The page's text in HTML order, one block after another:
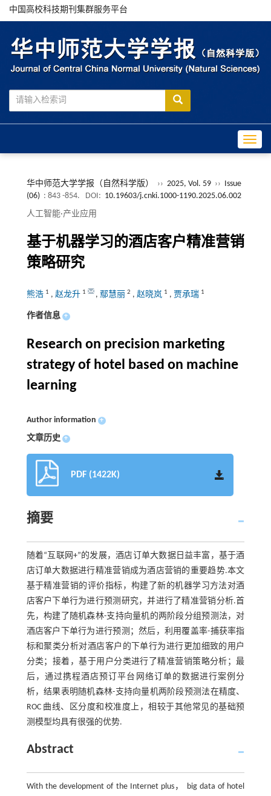
中国高校科技期刊集群服务平台
华中师范大学学报（自然科学版） ›› 2025, Vol. 59 ››
Issue
(06) : 843 -854. DOI: 10.19603/j.cnki.1000-1190.2025.06.002
人工智能·产业应用
基于机器学习的酒店客户精准营销
策略研究
熊浩 1 , 赵龙升 1 , 鄢慧丽 2 , 赵晓岚 1 , 贾承瑞 1
作者信息 +
Research on precision marketing
strategy of hotel based on machine
learning
Author information +
文章历史 +
PDF (1422K)
摘要
随着“互联网+”的发展，酒店订单大数据日益丰富，基于酒
店订单大数据进行精准营销成为酒店营销的重要趋势.本文
基于精准营销的评价指标，构建了新的机器学习方法对酒
店客户下单行为进行预测研究，并进行了精准营销分析.首
先，构建了随机森林-支持向量机的两阶段分组预测法，对
酒店客户下单行为进行预测；然后，利用覆盖率-捕获率指
标和聚类分析对酒店客户的下单行为进行更加细致的用户
分类；接着，基于用户分类进行了精准营销策略分析；最
后，通过携程酒店预订平台网络订单的数据进行案例分
析，结果表明随机森林-支持向量机两阶段预测法在精度、
ROC 曲线、区分度和校准度上，相较于其他常见的基础预
测模型均具有很强的优势.
Abstract
With the development of the Internet plus， big data of hotel